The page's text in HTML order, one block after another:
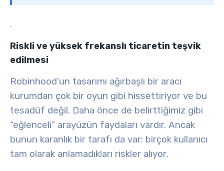
.
Riskli ve yüksek frekanslı ticaretin teşvik
edilmesi
Robinhood’un tasarımı ağırbaşlı bir aracı
kurumdan çok bir oyun gibi hissettiriyor ve bu
tesadüf değil. Daha önce de belirttiğimiz gibi
“eğlenceli” arayüzün faydaları vardır. Ancak
bunun karanlık bir tarafı da var: birçok kullanıcı
tam olarak anlamadıkları riskler alıyor.